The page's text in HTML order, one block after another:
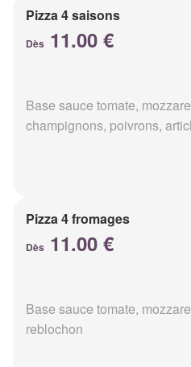
Pizza 4 saisons
Dès 11.00 €
Base sauce tomate,
champignons, poivrons,
Pizza 4 fromages
Dès 11.00 €
Base sauce tomate,
reblochon